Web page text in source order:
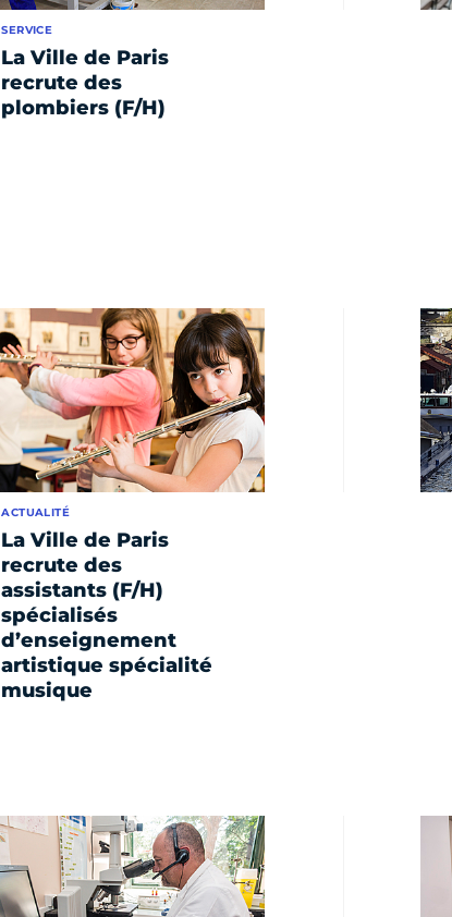
La Ville de Paris
recrute des
plombiers (F/H)
SERVICE
La Ville de Paris
recrute des
assistants (F/H)
spécialisés
d’enseignement
artistique spécialité
musique
ACTUALITÉ